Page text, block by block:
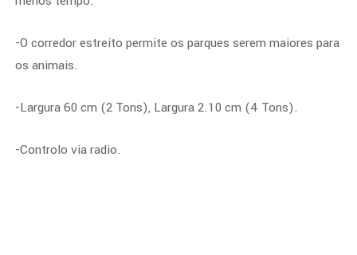
-O corredor estreito permite os parques serem maiores para
os animais.
-Largura 60 cm (2 Tons), Largura 2.10 cm (4 Tons).
-Controlo via radio.